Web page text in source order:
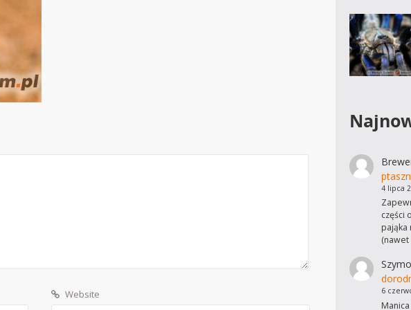
Website
4 lipca
części
pająka
6